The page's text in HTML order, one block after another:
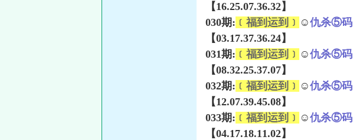
【16.25.07.36.32】
030期: ﹝福到运到﹞ ☺仇杀⑤码
【03.17.37.36.24】
031期: ﹝福到运到﹞ ☺仇杀⑤码
【08.32.25.37.07】
032期: ﹝福到运到﹞ ☺仇杀⑤码
【12.07.39.45.08】
033期: ﹝福到运到﹞ ☺仇杀⑤码
【04.17.18.11.02】